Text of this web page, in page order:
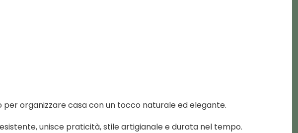
organizzare casa con un tocco naturale ed elegante.
unisce praticità, stile artigianale e durata nel tempo.